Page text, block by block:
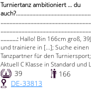
Turniertanz ambitioniert … du
...........: Hallo! Bin 166cm groß,
und trainiere in [...]; Suche einen
Tanzpartner für den Turniersport;
Aktuell C Klasse in Standard und
39
166
DE-33813